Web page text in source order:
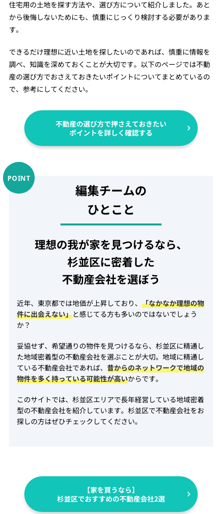
住宅用の土地を探す方法や、選び方について紹介しました。あと
から後悔しないためにも、慎重にじっくり検討する必要がありま
す。
できるだけ理想に近い土地を探したいのであれば、慎重に情報を
調べ、知識を深めておくことが大切です。以下のページでは不動
産の選び方でおさえておきたいポイントについてまとめているの
で、参考にしてください。
不動産の選び方で押さえておきたい
ポイントを詳しく確認する
編集チームの
ひとこと
理想の我が家を見つけるなら、
杉並区に密着した
不動産会社を選ぼう
近年、東京都では地価が上昇しており、「なかなか理想の物
件に出会えない」と感じてる方も多いのではないでしょう
か？
妥協せず、希望通りの物件を見つけるなら、杉並区に精通し
た地域密着型の不動産会社を選ぶことが大切。地域に精通し
ている不動産会社であれば、昔からのネットワークで地域の
物件を多く持っている可能性が高いからです。
このサイトでは、杉並区エリアで長年経営している地域密着
型の不動産会社を紹介しています。杉並区で不動産会社をお
探しの方はぜひチェックしてください。
【家を買うなら】
杉並区でおすすめの不動産会社2選